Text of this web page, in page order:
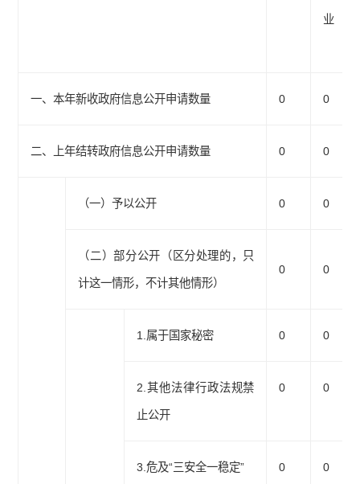
业
一、本年新收政府信息公开申请数量 0 0
二、上年结转政府信息公开申请数量 0 0
（一）予以公开 0 0
（二）部分公开（区分处理的，只
计这一情形，不计其他情形）
0 0
1.属于国家秘密 0 0
2.其他法律行政法规禁
止公开
0 0
3.危及“三安全一稳定” 0 0